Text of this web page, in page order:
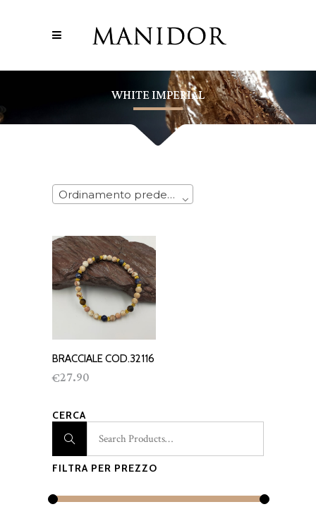
WHITE IMPERIAL
Ordinamento predefinito
AGGIUNGI AL
CARRELLO
BRACCIALE COD.32116
€27.90
CERCA
FILTRA PER PREZZO